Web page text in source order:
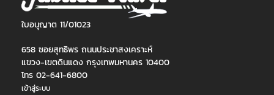
ใบอนุญาต 11/01023
658 ซอยสุทธิพร ถนนประชาสงเคราะห์
แขวง-เขตดินแดง กรุงเทพมหานคร 10400
โทร 02-641-6800
เข้าสู่ระบบ